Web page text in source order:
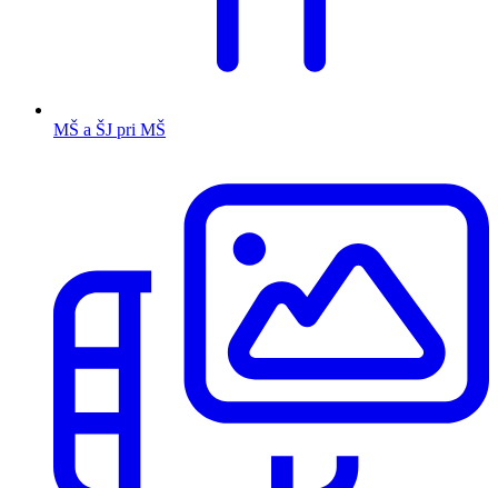
MŠ a ŠJ pri MŠ